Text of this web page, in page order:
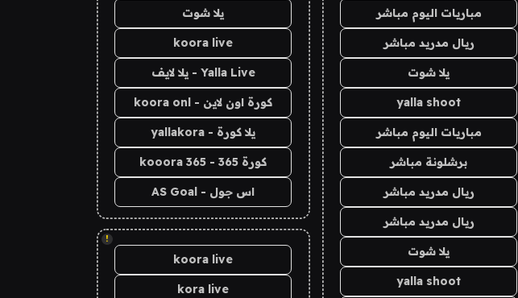
مباريات اليوم مباشر
ريال مدريد مباشر
يلا شوت
yalla shoot
مباريات اليوم مباشر
برشلونة مباشر
ريال مدريد مباشر
ريال مدريد مباشر
يلا شوت
yalla shoot
يلا شوت
koora live
Yalla Live - يلا لايف
كورة اون لاين - koora onl
يلا كورة - yallakora
كورة 365 - kooora 365
اس جول - AS Goal
!
koora live
kora live